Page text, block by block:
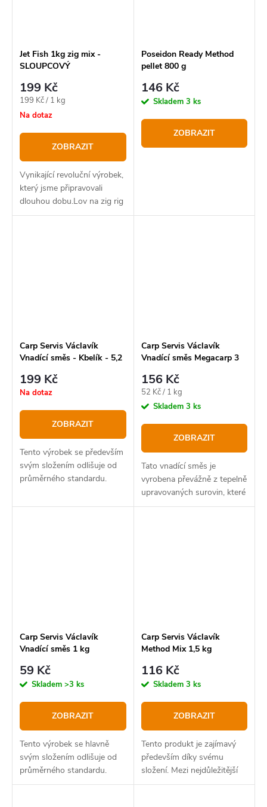
Jet Fish 1kg zig mix -
SLOUPCOVÝ
199 Kč
Měrná
cena:
199 Kč / 1 kg
Na dotaz
ZOBRAZIT
Vynikající revoluční výrobek,
který jsme připravovali
dlouhou dobu.Lov na zig rig
zaznamenal za poslední roky
Poseidon Ready Method
pellet 800 g
146 Kč
Skladem 3 ks
ZOBRAZIT
Carp Servis Václavík
Vnadící směs - Kbelík - 5,2
199 Kč
Na dotaz
ZOBRAZIT
Tento výrobek se především
svým složením odlišuje od
průměrného standardu.
Carp Servis Václavík
Vnadící směs Megacarp 3
156 Kč
Měrná
cena:
52 Kč / 1 kg
Skladem 3 ks
ZOBRAZIT
Tato vnadící směs je
vyrobena převážně z tepelně
upravovaných surovin, které
velmi aktivně působí na
Carp Servis Václavík
Vnadící směs 1 kg
59 Kč
Skladem >3 ks
ZOBRAZIT
Tento výrobek se hlavně
svým složením odlišuje od
průměrného standardu.
Carp Servis Václavík
Method Mix 1,5 kg
116 Kč
Skladem 3 ks
ZOBRAZIT
Tento produkt je zajímavý
především díky svému
složení. Mezi nejdůležitější
složky patří lisovaná semena